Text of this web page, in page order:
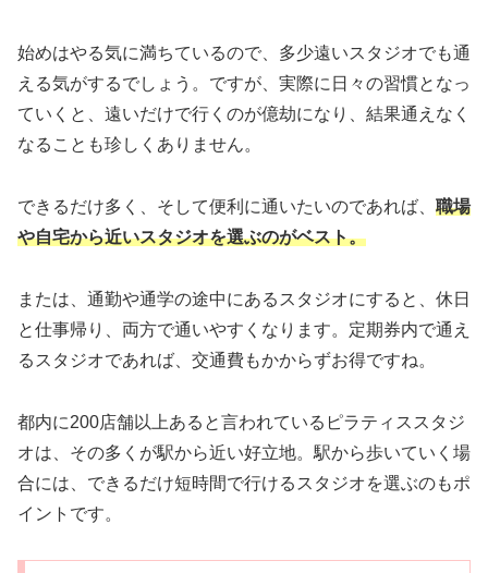
始めはやる気に満ちているので、多少遠いスタジオでも通
える気がするでしょう。ですが、実際に日々の習慣となっ
ていくと、遠いだけで行くのが億劫になり、結果通えなく
なることも珍しくありません。
できるだけ多く、そして便利に通いたいのであれば、 職場
や自宅から近いスタジオを選ぶのがベスト。
または、通勤や通学の途中にあるスタジオにすると、休日
と仕事帰り、両方で通いやすくなります。定期券内で通え
るスタジオであれば、交通費もかからずお得ですね。
都内に200店舗以上あると言われているピラティススタジ
オは、その多くが駅から近い好立地。駅から歩いていく場
合には、できるだけ短時間で行けるスタジオを選ぶのもポ
イントです。